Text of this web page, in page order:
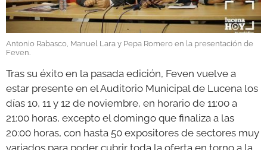
Antonio Rabasco, Manuel Lara y Pepa Romero en la presentación de
Feven.
Tras su éxito en la pasada edición, Feven vuelve a
estar presente en el Auditorio Municipal de Lucena los
días 10, 11 y 12 de noviembre, en horario de 11:00 a
21:00 horas, excepto el domingo que finaliza a las
20:00 horas, con hasta 50 expositores de sectores muy
variados para poder cubrir toda la oferta en torno a la